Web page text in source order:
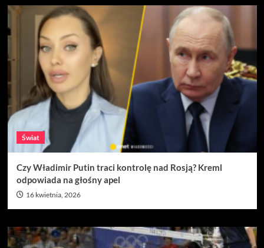
Świat
Czy Władimir Putin traci kontrolę nad Rosją? Kreml
odpowiada na głośny apel
16 kwietnia, 2026